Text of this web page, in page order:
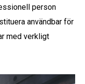
person
användbar för
med verkligt